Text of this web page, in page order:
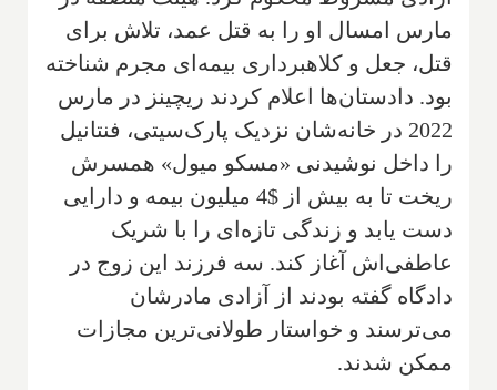
مارس امسال او را به قتل عمد، تلاش برای
قتل، جعل و کلاهبرداری بیمه‌ای مجرم شناخته
بود. دادستان‌ها اعلام کردند ریچینز در مارس
2022 در خانه‌شان نزدیک پارک‌سیتی، فنتانیل
را داخل نوشیدنی «مسکو میول» همسرش
ریخت تا به بیش از $4 میلیون بیمه و دارایی
دست یابد و زندگی تازه‌ای را با شریک
عاطفی‌اش آغاز کند. سه فرزند این زوج در
دادگاه گفته بودند از آزادی مادرشان
می‌ترسند و خواستار طولانی‌ترین مجازات
ممکن شدند.